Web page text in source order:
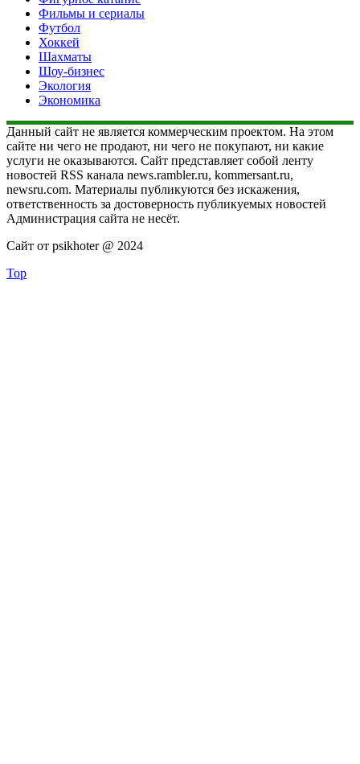
Фильмы и сериалы
Футбол
Хоккей
Шахматы
Шоу-бизнес
Экология
Экономика
Данный сайт не является коммерческим проектом. На этом
сайте ни чего не продают, ни чего не покупают, ни какие
услуги не оказываются. Сайт представляет собой ленту
новостей RSS канала news.rambler.ru, kommersant.ru,
newsru.com. Материалы публикуются без искажения,
ответственность за достоверность публикуемых новостей
Администрация сайта не несёт.
Сайт от psikhoter @ 2024
Top